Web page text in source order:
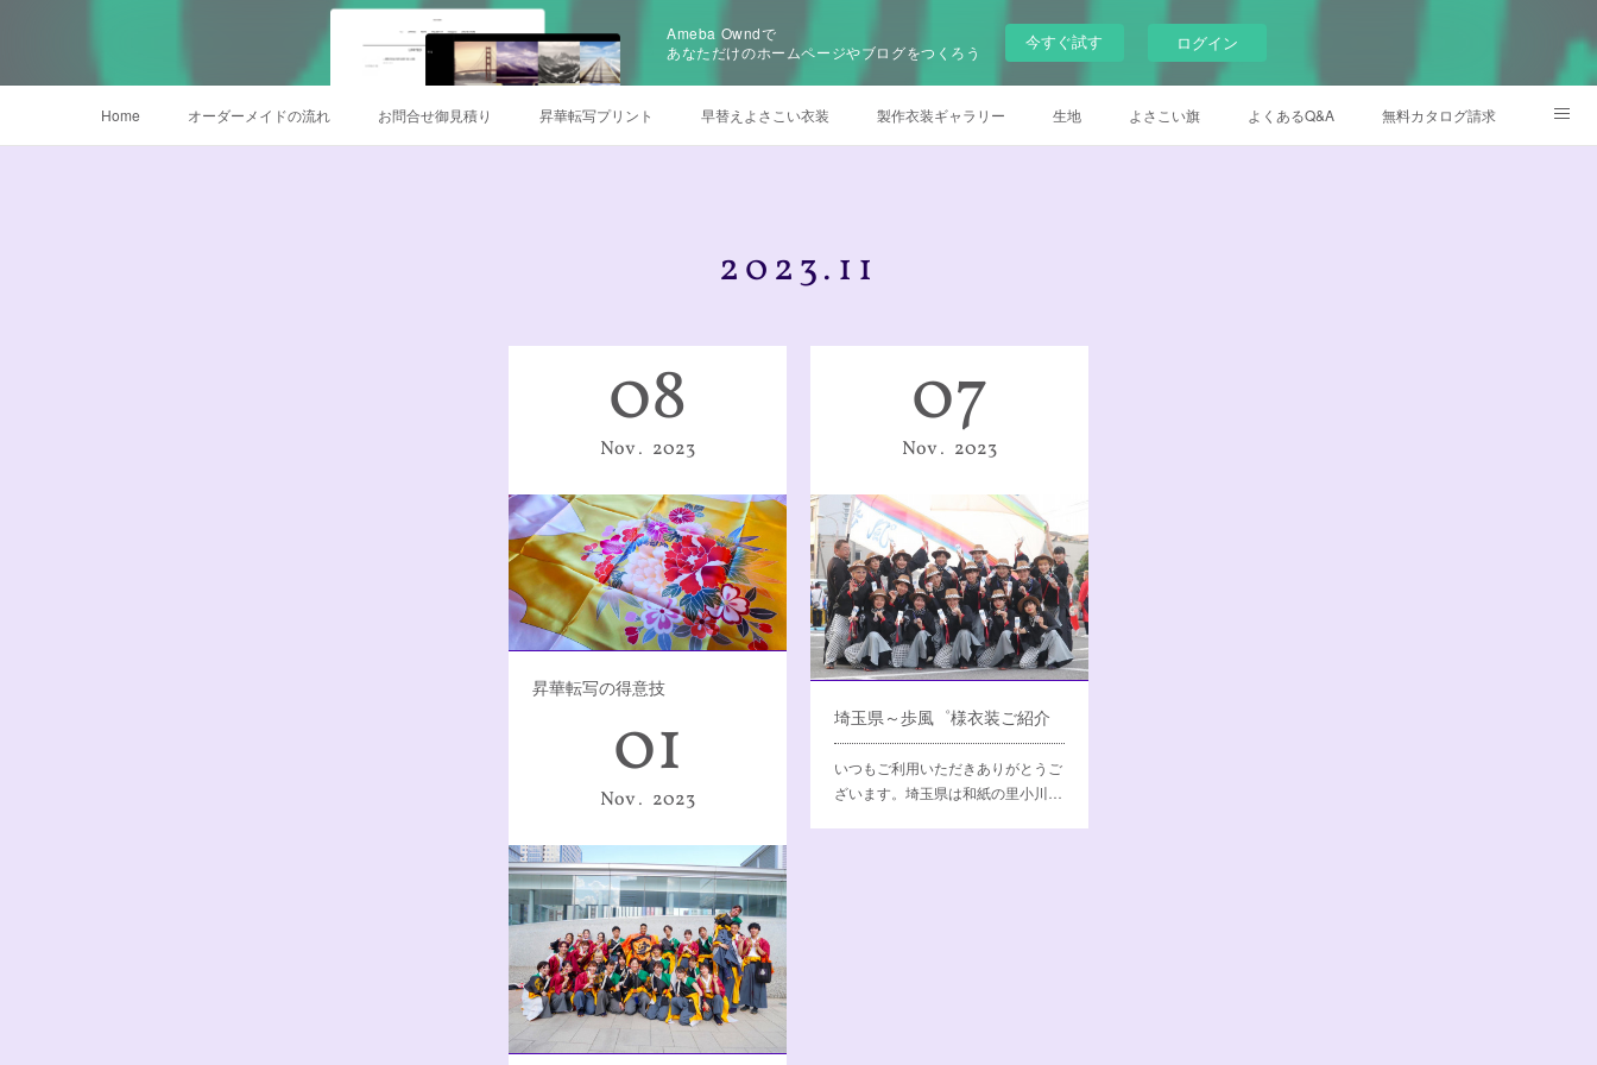
Ameba Owndで
あなただけのホームページやブログをつくろう
今すぐ試す ログイン
Home オーダーメイドの流れ お問合せ御見積り 昇華転写プリント 早替えよさこい衣装 製作衣装ギャラリー 生地 よさこい旗 よくあるQ&A 無料カタログ請求
2023. 11
08
Nov 2023
昇華転写の得意技
よさこい衣装で人気の昇華転写プリ
ント。半永久的に落ちない、グラ…
07
Nov 2023
埼玉県～歩風゜様衣装ご紹介
いつもご利用いただきありがとうご
ざいます。埼玉県は和紙の里小川…
01
Nov 2023